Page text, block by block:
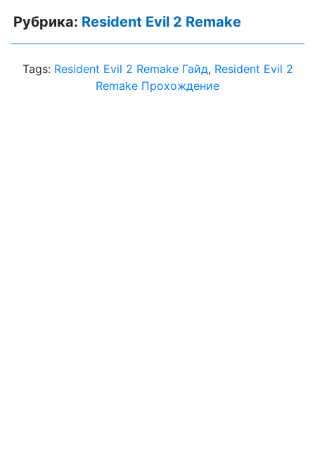
Рубрика: Resident Evil 2 Remake
Tags: Resident Evil 2 Remake Гайд, Resident Evil 2
Remake Прохождение